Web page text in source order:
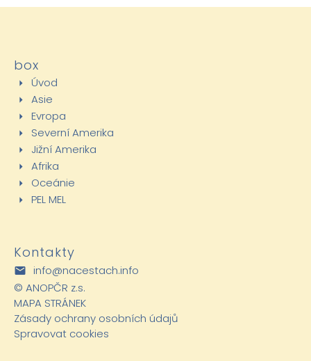
box
Úvod
Asie
Evropa
Severní Amerika
Jižní Amerika
Afrika
Oceánie
PEL MEL
Kontakty
info@nacestach.info
© ANOPČR z.s.
MAPA STRÁNEK
Zásady ochrany osobních údajů
Spravovat cookies